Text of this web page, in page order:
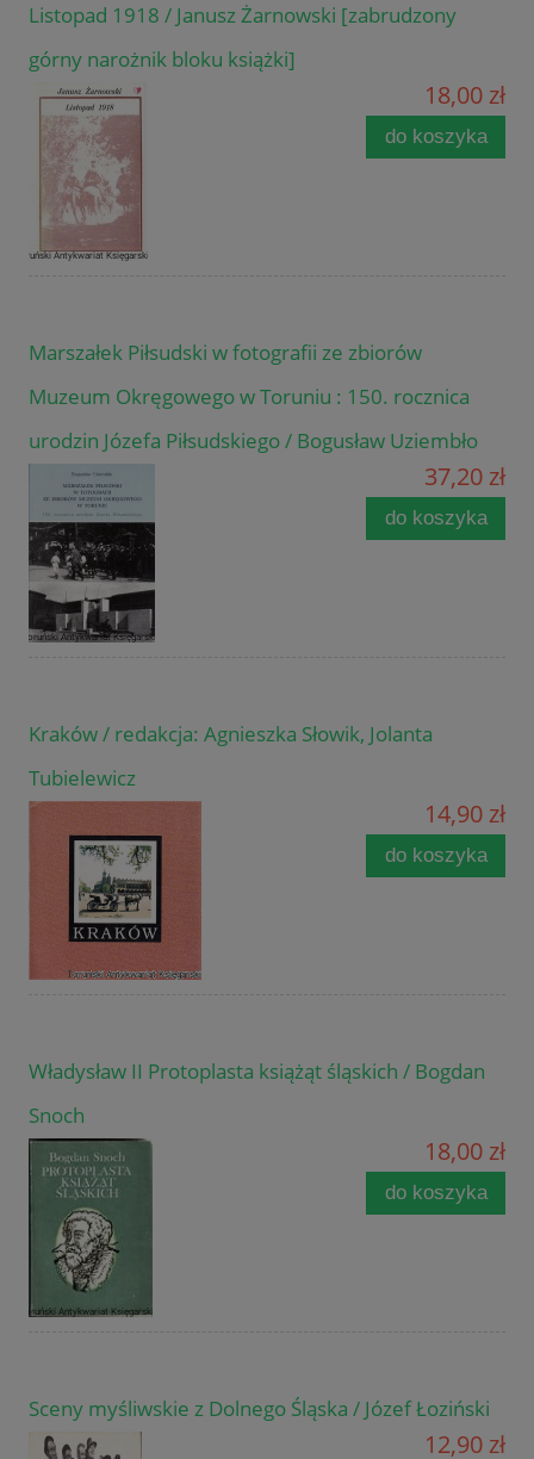
Listopad 1918 / Janusz Żarnowski [zabrudzony
górny narożnik bloku książki]
18,00 zł
do koszyka
Marszałek Piłsudski w fotografii ze zbiorów
Muzeum Okręgowego w Toruniu : 150. rocznica
urodzin Józefa Piłsudskiego / Bogusław Uziembło
37,20 zł
do koszyka
Kraków / redakcja: Agnieszka Słowik, Jolanta
Tubielewicz
14,90 zł
do koszyka
Władysław II Protoplasta książąt śląskich / Bogdan
Snoch
18,00 zł
do koszyka
Sceny myśliwskie z Dolnego Śląska / Józef Łoziński
12,90 zł